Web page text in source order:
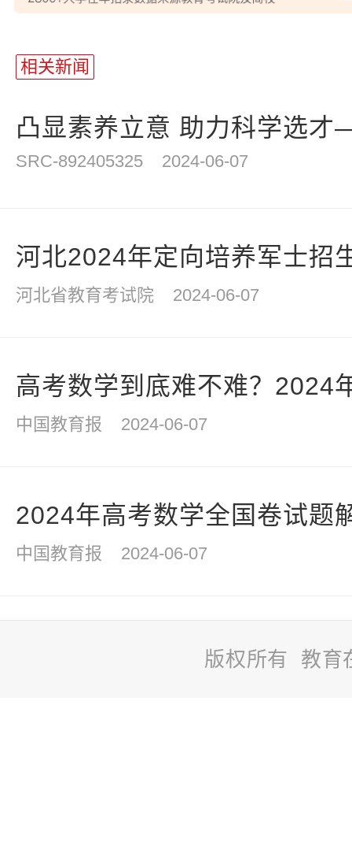
相关新闻
凸显素养立意 助力科学选
SRC-892405325 2024-06-07
河北2024年定向培养军士招
河北省教育考试院 2024-06-07
高考数学到底难不难？2024
中国教育报 2024-06-07
2024年高考数学全国卷试题
中国教育报 2024-06-07
版权所有 教育